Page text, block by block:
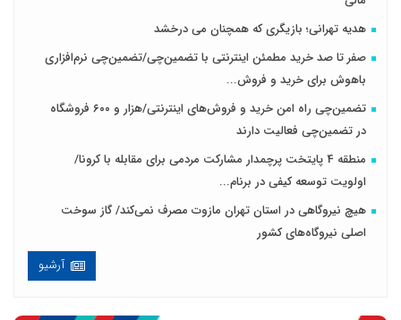
هدیه تهرانی؛ بازیگری که همچنان می درخشد
صفر تا صد خرید مطمئن اینترنتی با تضمین‌چی/تضمین‌چی نرم‌افزاری
باهوش برای خرید و فروش‌...
تضمین‌چی راه امن خرید و فروش‌های اینترنتی/هزار و ۶۰۰ فروشگاه
در تضمین‌چی فعالیت دارند
منطقه 4 پایتخت پرچمدار مشارکت مردمی برای مقابله با کرونا/
اولویت توسعه کیفی در برنام...
هیچ نیروگاهی در استان تهران مازوت مصرف نمی‌کند/ گاز سوخت
اصلی نیروگاه‌های کشور
آرشیو